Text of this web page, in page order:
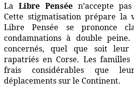
La Libre Penséen’accepte
Cette stigmatisation prépare la
Libre Pensée se prononce
condamnations à double
concernés, quel que soit
rapatriés en Corse. Les
frais considérables que
déplacements sur le Continent.